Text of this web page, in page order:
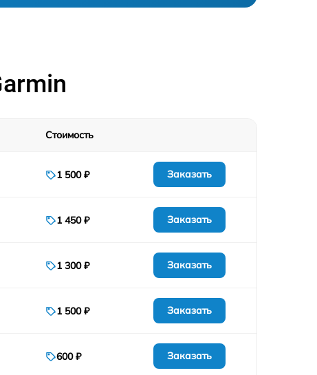
Стоимость
1 500 ₽ Заказать
1 450 ₽ Заказать
1 300 ₽ Заказать
1 500 ₽ Заказать
600 ₽ Заказать